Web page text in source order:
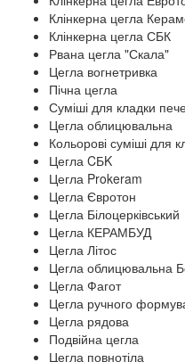
Клінкерна цегла
Клінкерна цегла СБК
Рвана цегла "Скала"
Цегла вогнетривка
Пічна цегла
Суміші для кладки
Цегла облицювальна
Кольорові суміші для
Цегла CБK
Цегла Prokeram
Цегла Євротон
Цегла Білоцерківський
Цегла КЕРАМБУД
Цегла Літос
Цегла облицювальна
Цегла Фагот
Цегла ручного
Цегла рядова
Подвійна цегла
Цегла повнотіла